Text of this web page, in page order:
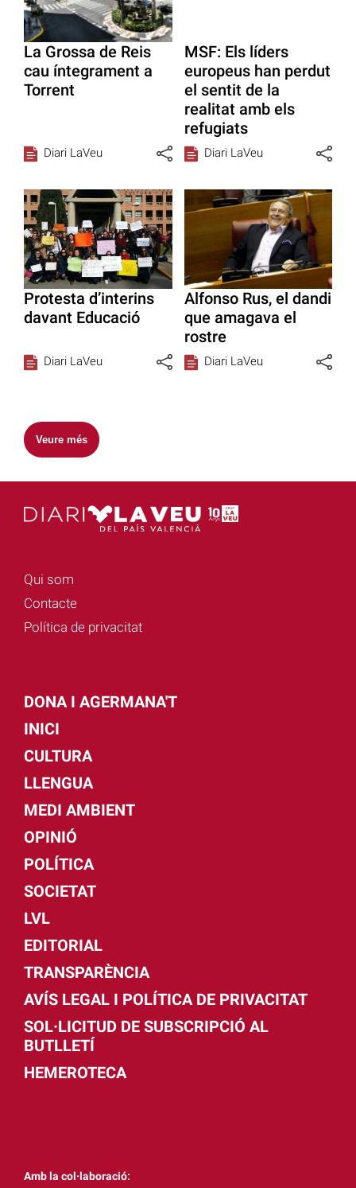
La Grossa de Reis
cau íntegrament a
Torrent
Diari LaVeu
MSF: Els líders
europeus han perdut
el sentit de la
realitat amb els
refugiats
Diari LaVeu
Protesta d’interins
davant Educació
Diari LaVeu
Alfonso Rus, el dandi
que amagava el
rostre
Diari LaVeu
Veure més
Qui som
Contacte
Política de privacitat
DONA I AGERMANA'T
INICI
CULTURA
LLENGUA
MEDI AMBIENT
OPINIÓ
POLÍTICA
SOCIETAT
LVL
EDITORIAL
TRANSPARÈNCIA
AVÍS LEGAL I POLÍTICA DE PRIVACITAT
SOL·LICITUD DE SUBSCRIPCIÓ AL
BUTLLETÍ
HEMEROTECA
Amb la col·laboració: